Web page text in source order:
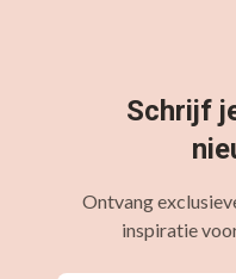
Schrijf
Ontvang
inspiratie